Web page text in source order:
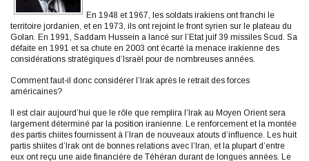
En 1948 et 1967, les soldats irakiens ont franchi le
territoire jordanien, et en 1973, ils ont rejoint le front syrien sur le plateau du
Golan. En 1991, Saddam Hussein a lancé sur l’Etat juif 39 missiles Scud. Sa
défaite en 1991 et sa chute en 2003 ont écarté la menace irakienne des
considérations stratégiques d’Israël pour de nombreuses années.
Comment faut-il donc considérer l’Irak après le retrait des forces
américaines?
Il est clair aujourd’hui que le rôle que remplira l’Irak au Moyen Orient sera
largement déterminé par la position iranienne. Le renforcement et la montée
des partis chiites fournissent à l’Iran de nouveaux atouts d’influence. Les huit
partis shiites d’Irak ont de bonnes relations avec l’Iran, et la plupart d’entre
eux ont reçu une aide financière de Téhéran durant de longues années. Le